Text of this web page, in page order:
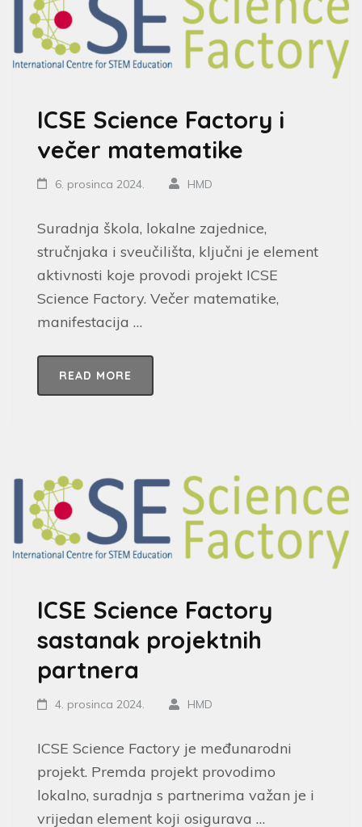
ICSE Science Factory i
večer matematike
6. prosinca 2024. HMD
Suradnja škola, lokalne zajednice,
stručnjaka i sveučilišta, ključni je element
aktivnosti koje provodi projekt ICSE
Science Factory. Večer matematike,
manifestacija …
READ MORE
ICSE Science Factory
sastanak projektnih
partnera
4. prosinca 2024. HMD
ICSE Science Factory je međunarodni
projekt. Premda projekt provodimo
lokalno, suradnja s partnerima važan je i
vrijedan element koji osigurava …